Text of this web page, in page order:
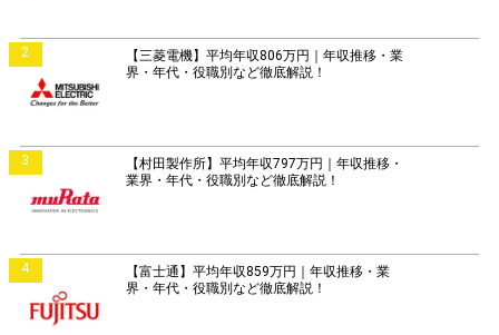
2
【三菱電機】平均年収806万円｜年収推移・業
界・年代・役職別など徹底解説！
3
【村田製作所】平均年収797万円｜年収推移・
業界・年代・役職別など徹底解説！
4
【富士通】平均年収859万円｜年収推移・業
界・年代・役職別など徹底解説！